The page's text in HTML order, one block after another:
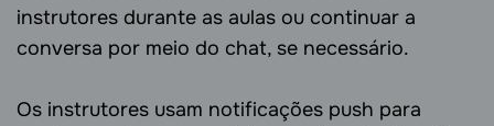
instrutores durante as aulas ou continuar a
conversa por meio do chat, se necessário.
Os instrutores usam notificações push para